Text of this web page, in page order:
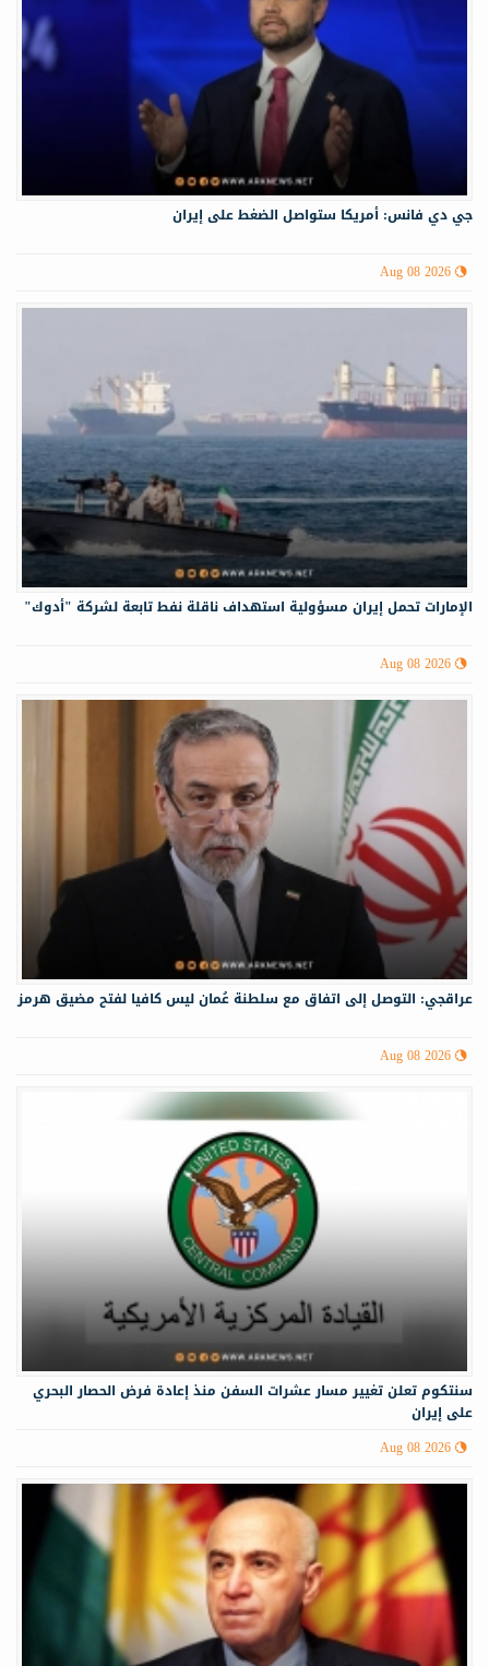
جي دي فانس: أمريكا ستواصل الضغط على إيران
Aug 08 2026
الإمارات تحمل إيران مسؤولية استهداف ناقلة نفط تابعة لشركة "أدوك"
Aug 08 2026
عراقجي: التوصل إلى اتفاق مع سلطنة عُمان ليس كافيا لفتح مضيق هرمز
Aug 08 2026
سنتكوم تعلن تغيير مسار عشرات السفن منذ إعادة فرض الحصار البحري
على إيران
Aug 08 2026